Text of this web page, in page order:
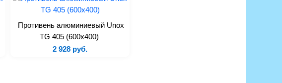
Противень алюминиевый Unox
TG 405 (600x400)
2 928 руб.